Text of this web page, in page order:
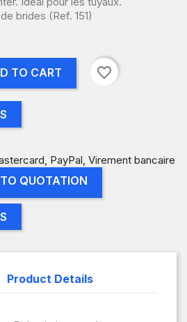
brides (Ref. 151)
TO CART favorite_border
QUOTATION
Product Details